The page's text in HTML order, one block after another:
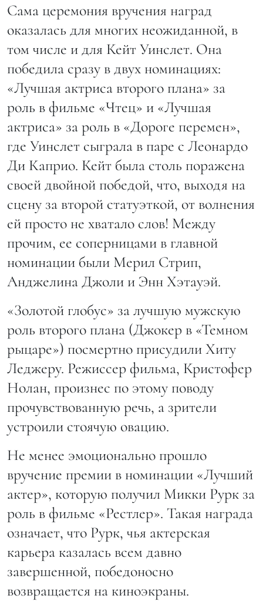
Сама церемония вручения наград
оказалась для многих неожиданной, в
том числе и для Кейт Уинслет. Она
победила сразу в двух номинациях:
«Лучшая актриса второго плана» за
роль в фильме «Чтец» и «Лучшая
актриса» за роль в «Дороге перемен»,
где Уинслет сыграла в паре с Леонардо
Ди Каприо. Кейт была столь поражена
своей двойной победой, что, выходя на
сцену за второй статуэткой, от волнения
ей просто не хватало слов! Между
прочим, ее соперницами в главной
номинации были Мерил Стрип,
Анджелина Джоли и Энн Хэтауэй.
«Золотой глобус» за лучшую мужскую
роль второго плана (Джокер в «Темном
рыцаре») посмертно присудили Хиту
Леджеру. Режиссер фильма, Кристофер
Нолан, произнес по этому поводу
прочувствованную речь, а зрители
устроили стоячую овацию.
Не менее эмоционально прошло
вручение премии в номинации «Лучший
актер», которую получил Микки Рурк за
роль в фильме «Рестлер». Такая награда
означает, что Рурк, чья актерская
карьера казалась всем давно
завершенной, победоносно
возвращается на киноэкраны.